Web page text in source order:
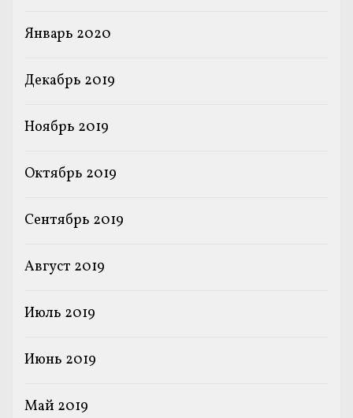
Январь 2020
Декабрь 2019
Ноябрь 2019
Октябрь 2019
Сентябрь 2019
Август 2019
Июль 2019
Июнь 2019
Май 2019